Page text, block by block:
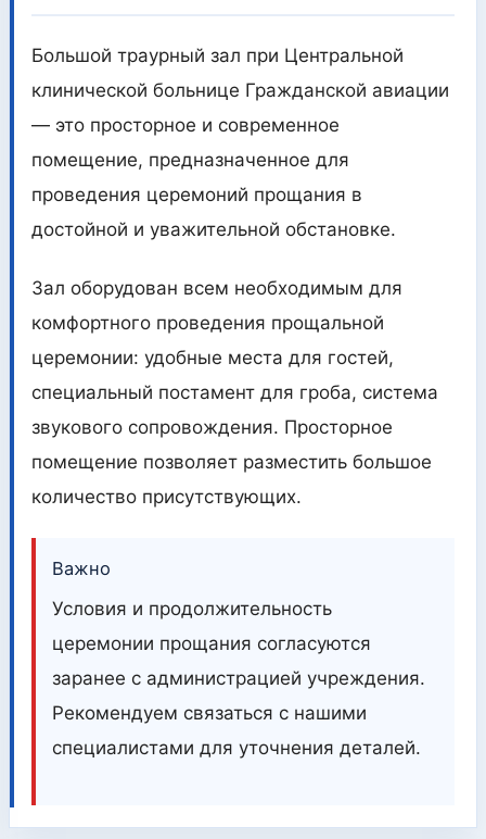
Большой траурный зал при Центральной
клинической больнице Гражданской авиации
— это просторное и современное
помещение, предназначенное для
проведения церемоний прощания в
достойной и уважительной обстановке.
Зал оборудован всем необходимым для
комфортного проведения прощальной
церемонии: удобные места для гостей,
специальный постамент для гроба, система
звукового сопровождения. Просторное
помещение позволяет разместить большое
количество присутствующих.
Важно
Условия и продолжительность
церемонии прощания согласуются
заранее с администрацией учреждения.
Рекомендуем связаться с нашими
специалистами для уточнения деталей.